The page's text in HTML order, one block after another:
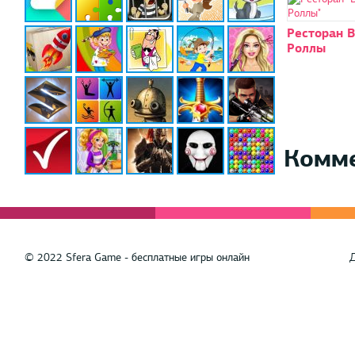
Ресторан
Роллы
© 2022 Sfera Game - бесплатные игры онлайн